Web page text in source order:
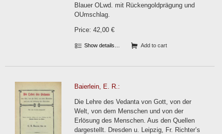
Blauer OLwd. mit Rückengoldprägung und
OUmschlag.
Price: 42,00 €
Show details… Add to cart
Baierlein, E. R.:
Die Lehre des Vedanta von Gott, von der
Welt, von dem Menschen und von der
Erlösung des Menschen. Aus den Quellen
dargestellt. Dresden u. Leipzig, Fr. Richter’s